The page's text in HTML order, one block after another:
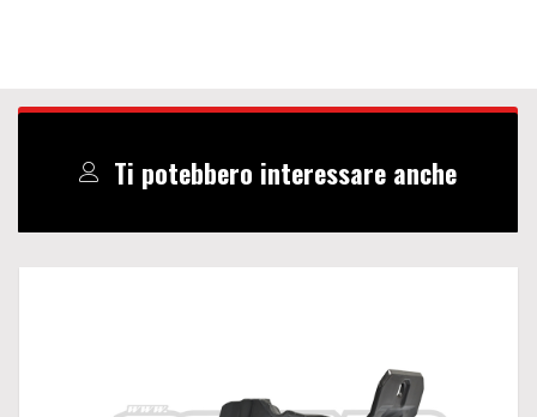
Ti potebbero interessare anche